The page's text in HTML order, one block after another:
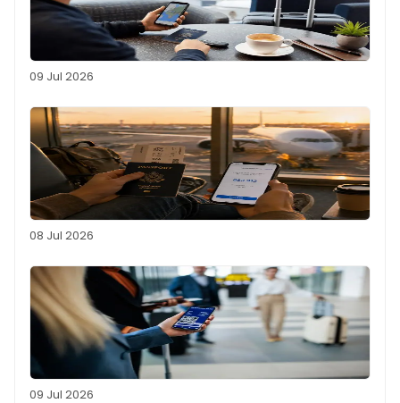
09 Jul 2026
08 Jul 2026
09 Jul 2026